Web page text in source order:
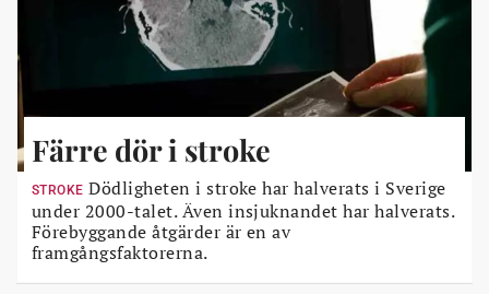
Färre dör i stroke
STROKE Dödligheten i stroke har halverats i Sverige
under 2000-talet. Även insjuknandet har halverats.
Förebyggande åtgärder är en av
framgångsfaktorerna.